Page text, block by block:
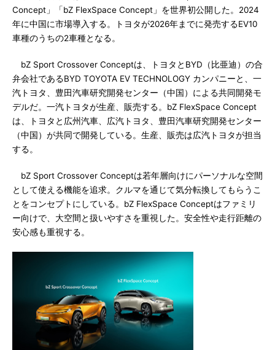
Concept」「bZ FlexSpace Concept」を世界初公開した。2024
年に中国に市場導入する。トヨタが2026年までに発売するEV10
車種のうちの2車種となる。
bZ Sport Crossover Conceptは、トヨタとBYD（比亜迪）の合
弁会社であるBYD TOYOTA EV TECHNOLOGY カンパニーと、一
汽トヨタ、豊田汽車研究開発センター（中国）による共同開発モ
デルだ。一汽トヨタが生産、販売する。bZ FlexSpace Concept
は、トヨタと広州汽車、広汽トヨタ、豊田汽車研究開発センター
（中国）が共同で開発している。生産、販売は広汽トヨタが担当
する。
bZ Sport Crossover Conceptは若年層向けにパーソナルな空間
として使える機能を追求。クルマを通じて気分転換してもらうこ
とをコンセプトにしている。bZ FlexSpace Conceptはファミリ
ー向けで、大空間と扱いやすさを重視した。安全性や走行距離の
安心感も重視する。